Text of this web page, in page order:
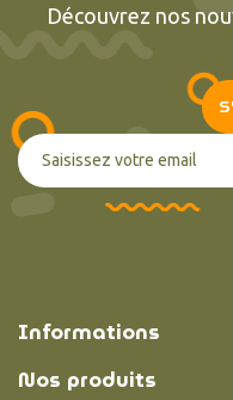
Découvrez nos
Informations
Nos produits